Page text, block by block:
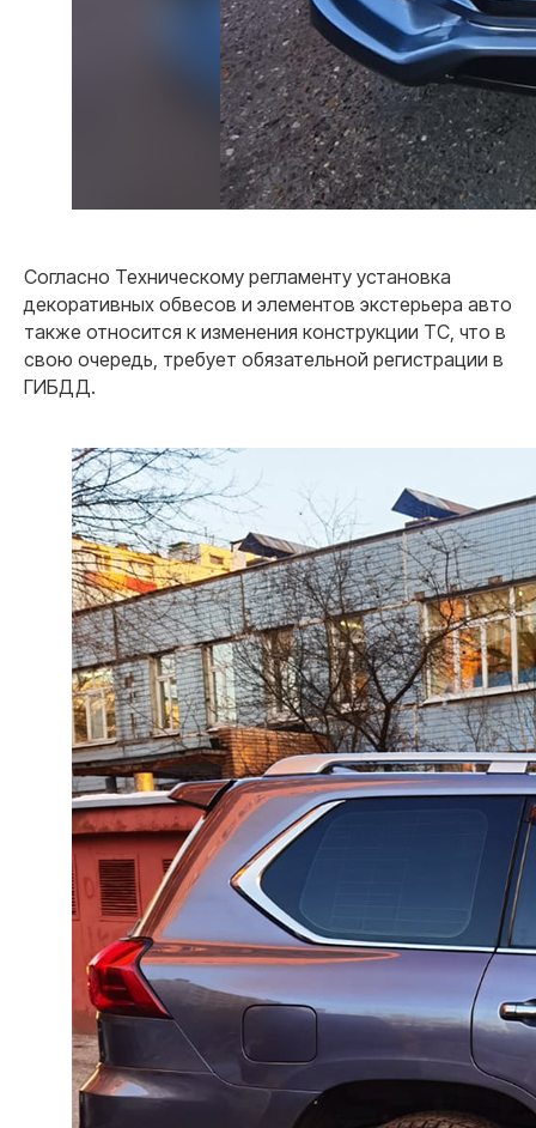
Согласно Техническому регламенту установка
декоративных обвесов и элементов экстерьера авто
также относится к изменения конструкции ТС, что в
свою очередь, требует обязательной регистрации в
ГИБДД.